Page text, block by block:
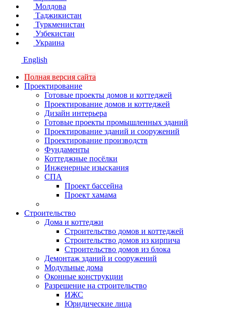
Молдова
Таджикистан
Туркменистан
Узбекистан
Украина
English
Полная версия сайта
Проектирование
Готовые проекты домов и коттеджей
Проектирование домов и коттеджей
Дизайн интерьера
Готовые проекты промышленных зданий
Проектирование зданий и сооружений
Проектирование производств
Фундаменты
Коттеджные посёлки
Инженерные изыскания
СПА
Проект бассейна
Проект хамама
Строительство
Дома и коттеджи
Строительство домов и коттеджей
Строительство домов из кирпича
Строительство домов из блока
Демонтаж зданий и сооружений
Модульные дома
Оконные конструкции
Разрешение на строительство
ИЖС
Юридические лица